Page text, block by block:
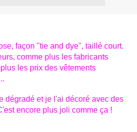
façon "tie and dye", taillé court.
comme plus les fabricants
les prix des vêtements
dégradé et je l'ai décoré avec des
encore plus joli comme ça !